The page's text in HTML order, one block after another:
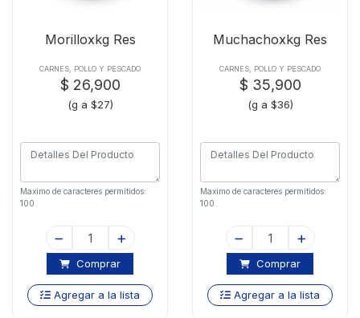
Morilloxkg Res
CARNES, POLLO Y PESCADO
$ 26,900
(g a $27)
Maximo de caracteres permitidos:
100
Comprar
Agregar a la lista
Muchachoxkg Res
CARNES, POLLO Y PESCADO
$ 35,900
(g a $36)
Maximo de caracteres permitidos:
100
Comprar
Agregar a la lista